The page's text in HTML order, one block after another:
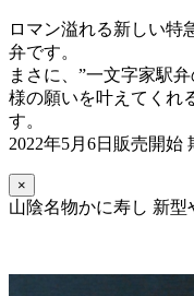
ロマン溢れる新しい特
弁です。
まさに、”一文字家駅
様の願いを叶えてくれ
す。
2022年5月6日販売開始
×
山陰名物かに寿し 新型